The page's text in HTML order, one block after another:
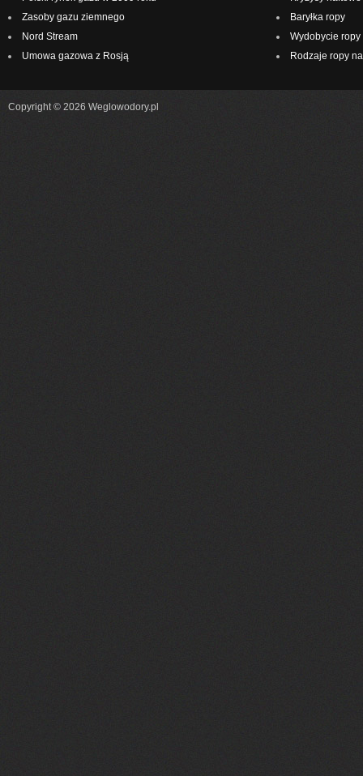
Zasoby gazu ziemnego
Nord Stream
Umowa gazowa z Rosją
Baryłka ropy
Wydobycie
Rodzaje ropy
Copyright © 2026 Weglowodory.pl